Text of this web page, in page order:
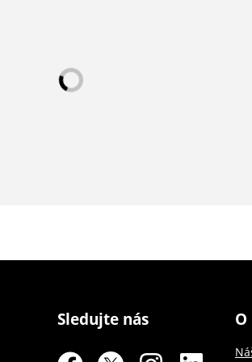
Sledujte nás O